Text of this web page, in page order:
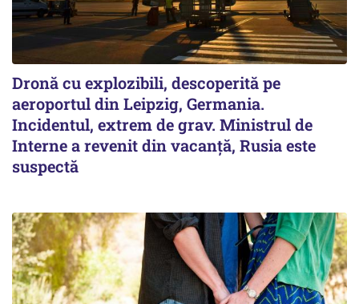
Dronă cu explozibili, descoperită pe
aeroportul din Leipzig, Germania.
Incidentul, extrem de grav. Ministrul de
Interne a revenit din vacanță, Rusia este
suspectă